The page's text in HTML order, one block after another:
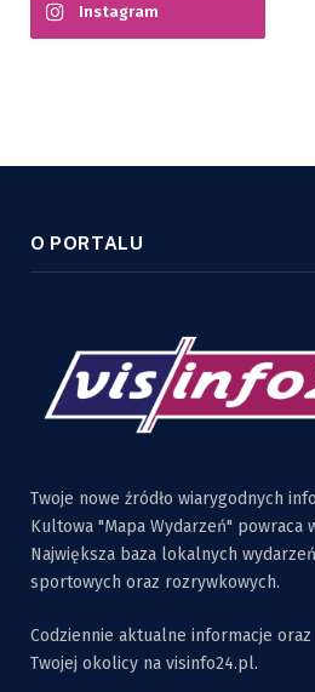
Instagram
O PORTALU
Twoje nowe źródło wiarygodnych
Kultowa "Mapa Wydarzeń" powraca
Największa baza lokalnych
sportowych oraz rozrywkowych.
Codziennie aktualne informacje
Twojej okolicy na visinfo24.pl.